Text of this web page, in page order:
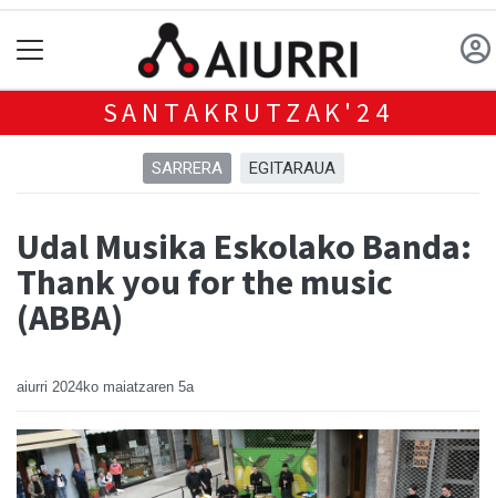
SANTAKRUTZAK'24
SARRERA EGITARAUA
Udal Musika Eskolako Banda:
Thank you for the music
(ABBA)
aiurri 2024ko maiatzaren 5a